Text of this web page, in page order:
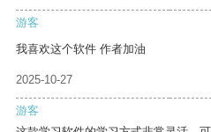
游客
我喜欢这个软件 作者加油
2025-10-27
游客